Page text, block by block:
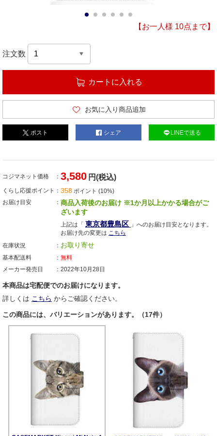
【お一人様 10点まで】
注文数
カートに入れる
お気に入り商品追加
ポスト シェア LINEで送る
コジマネット価格 3,580 円(税込)
くらし応援ポイント 358 ポイント (10%)
お届け目安
商品入荷後のお届け ※1か月以上かかる場合がご
ざいます
上記は「 東京都豊島区 」へのお届け目安となります。
お届け先の変更は こちら
在庫状況
お取り寄せ
基本配送料
無料
メーカー発売日
2022年10月28日
本商品は宅配便でのお届けになります。
詳しくは こちら からご確認ください。
この商品には、バリエーションがあります。（17件）